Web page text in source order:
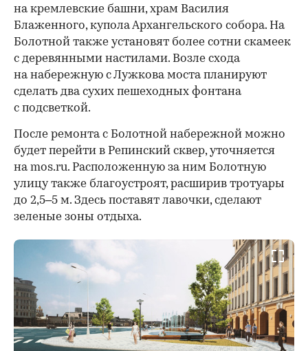
на кремлевские башни, храм Василия
Блаженного, купола Архангельского собора. На
Болотной также установят более сотни скамеек
с деревянными настилами. Возле схода
на набережную с Лужкова моста планируют
сделать два сухих пешеходных фонтана
с подсветкой.
После ремонта с Болотной набережной можно
будет перейти в Репинский сквер, уточняется
на mos.ru. Расположенную за ним Болотную
улицу также благоустроят, расширив тротуары
до 2,5–5 м. Здесь поставят лавочки, сделают
зеленые зоны отдыха.